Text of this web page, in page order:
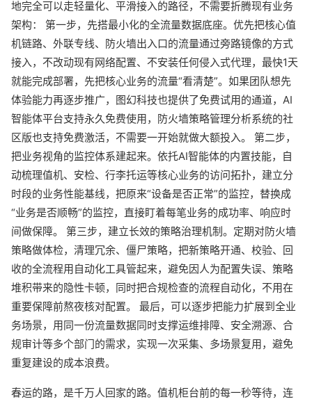
地完全可以走轻量化、平滑接入的路径，不需要折腾现有业务
架构： 第一步，先搭最小化的全流量数据底座。优先把核心值
机链路、外联专线、防火墙出入口的流量通过旁路镜像的方式
接入，不改动现有网络配置、不安装任何侵入式代理，最快1天
就能完成部署，先把核心业务的流量“看清楚”。如果团队想先
体验能力再逐步推广，图幻科技也提供了免费试用的通道，AI
智能体平台支持永久免费使用，防火墙策略管理分析系统的社
区版也支持免费激活，不需要一开始就做大额投入。 第二步，
把业务视角的监控体系建起来。依托AI智能体的内置技能，自
动梳理值机、安检、行李托运等核心业务的访问拓扑，建立分
时段的业务性能基线，把原来“设备是否正常”的监控，替换成
“业务是否顺畅”的监控，直接盯着每笔业务的成功率、响应时
间做保障。 第三步，建立长效的策略治理机制。定期对防火墙
策略做体检，清理冗余、僵尸策略，把新策略开通、校验、回
收的全流程用自动化工具管起来，避免因人为配置失误、策略
堆积带来的隐性卡顿，同时把合规检查的流程自动化，不用在
重要保障前熬夜核对配置。 最后，可以逐步把能力扩展到全业
务场景，用同一份流量数据同时支撑运维排障、安全溯源、合
规审计等多个部门的需求，实现一次采集、多场景复用，避免
重复建设的成本浪费。
春运的路，是千万人回家的路。值机柜台前的每一秒等待，连